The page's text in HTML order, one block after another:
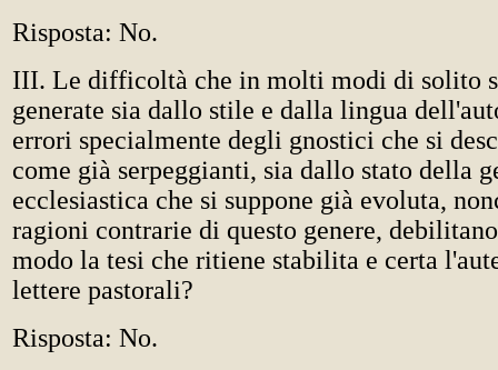
Risposta: No.
III. Le difficoltà che in molti modi di solito
generate sia dallo stile e dalla lingua
errori specialmente degli gnostici che si
come già serpeggianti, sia dallo stato della
ecclesiastica che si suppone già evoluta,
ragioni contrarie di questo genere,
modo la tesi che ritiene stabilita e certa
lettere pastorali?
Risposta: No.